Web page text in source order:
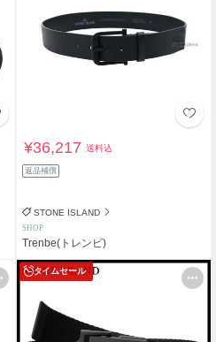
¥36,217送料込
返品補償
STONE ISLAND
SHOP
Trenbe(トレンビ)
タイムセール